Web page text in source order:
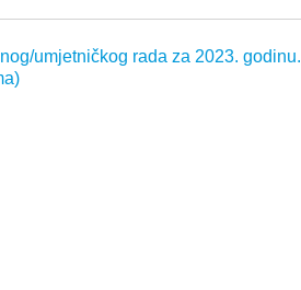
umjetničkog rada za 2023. godinu.